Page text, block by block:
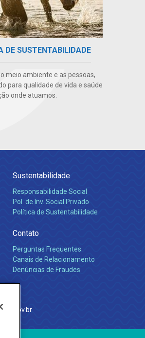
DE SUSTENTABILIDADE
meio ambiente e as pessoas,
para qualidade de vida e saúde
onde atuamos.
Sustentabilidade
Responsabilidade Social
Pol. de Inv. Social Privado
Política de Sustentabilidade
Contato
Perguntas Frequentes
Canais de Relacionamento
Denúncias de Fraudes